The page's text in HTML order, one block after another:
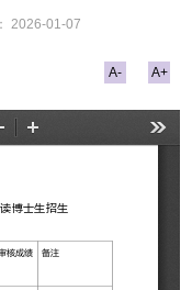
2026-01-07
A+
A-